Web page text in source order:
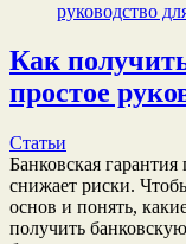
Как
простое
Статьи
Банковская
снижает риски.
основ и понять,
получить